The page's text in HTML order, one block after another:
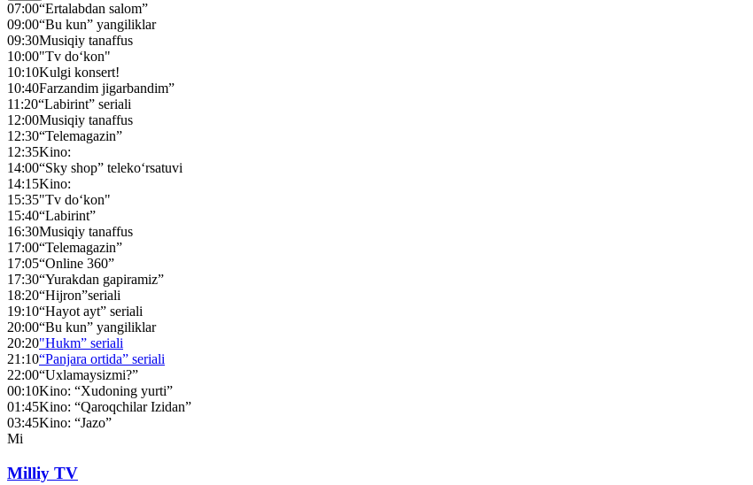
07:00“Ertalabdan salom”
09:00“Bu kun” yangiliklar
09:30Musiqiy tanaffus
10:00"Tv do‘kon"
10:10Kulgi konsert!
10:40Farzandim jigarbandim”
11:20“Labirint” seriali
12:00Musiqiy tanaffus
12:30“Telemagazin”
12:35Kino:
14:00“Sky shop” teleko‘rsatuvi
14:15Kino:
15:35"Tv do‘kon"
15:40“Labirint”
16:30Musiqiy tanaffus
17:00“Telemagazin”
17:05“Online 360”
17:30“Yurakdan gapiramiz”
18:20“Hijron”seriali
19:10“Hayot ayt” seriali
20:00“Bu kun” yangiliklar
20:20"Hukm” seriali
21:10“Panjara ortida” seriali
22:00“Uxlamaysizmi?”
00:10Kino: “Xudoning yurti”
01:45Kino: “Qaroqchilar Izidan”
03:45Kino: “Jazo”
Mi
Milliy TV